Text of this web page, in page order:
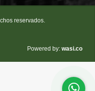
reservados.
Powered by: wasi.co